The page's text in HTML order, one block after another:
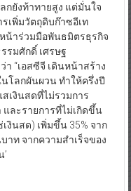
กยังท้าทายสูง แต่มั่นใจ
เพิ่มวัตถุดิบก๊าซอีเท
น้าร่วมมือพันธมิตรธุรกิจ
รมศักดิ์ เศรษฐ
“เอสซีจี เดินหน้าสร้าง
โลกผันผวน ทำให้ครึ่งปี
สเงินสดที่ไม่รวมการ
ละรายการที่ไม่เกิดขึ้น
งินสด) เพิ่มขึ้น 35% จาก
าท จากความสำเร็จของ